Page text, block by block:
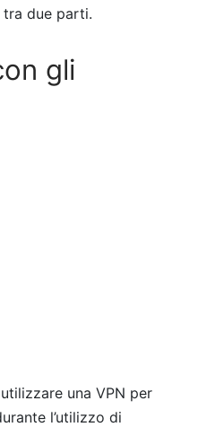
due parti.
gli
una VPN per
l’utilizzo di